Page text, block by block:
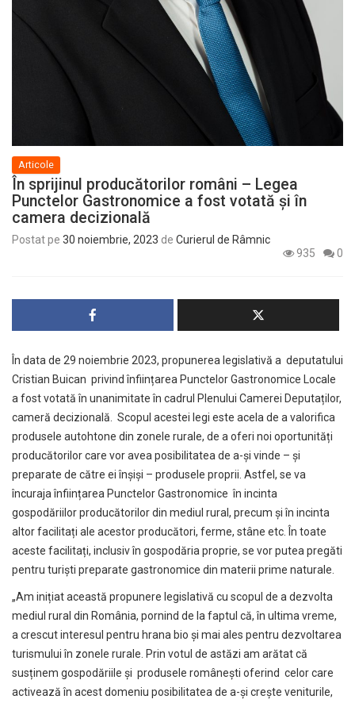
Articole
În sprijinul producătorilor români – Legea
Punctelor Gastronomice a fost votată și în
camera decizională
Postat pe 30 noiembrie, 2023 de Curierul de Râmnic
935
0
În data de 29 noiembrie 2023, propunerea legislativă a deputatului
Cristian Buican privind înființarea Punctelor Gastronomice Locale
a fost votată în unanimitate în cadrul Plenului Camerei Deputaților,
cameră decizională. Scopul acestei legi este acela de a valorifica
produsele autohtone din zonele rurale, de a oferi noi oportunități
producătorilor care vor avea posibilitatea de a-și vinde – și
preparate de către ei înșiși – produsele proprii. Astfel, se va
încuraja înființarea Punctelor Gastronomice în incinta
gospodăriilor producătorilor din mediul rural, precum și în incinta
altor facilitați ale acestor producători, ferme, stâne etc. În toate
aceste facilitați, inclusiv în gospodăria proprie, se vor putea pregăti
pentru turiști preparate gastronomice din materii prime naturale.
„Am inițiat această propunere legislativă cu scopul de a dezvolta
mediul rural din România, pornind de la faptul că, în ultima vreme,
a crescut interesul pentru hrana bio și mai ales pentru dezvoltarea
turismului în zonele rurale. Prin votul de astăzi am arătat că
susținem gospodăriile și produsele românești oferind celor care
activează în acest domeniu posibilitatea de a-și crește veniturile,